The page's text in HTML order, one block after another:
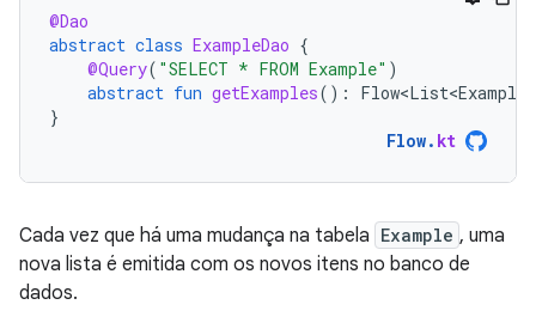
@Dao
abstract class ExampleDao {
@Query( "SELECT * FROM Example" )
abstract fun getExamples():
Flow<List<Example>
}
Flow. kt
Cada vez que há uma mudança na tabela Example , uma
nova lista é emitida com os novos itens no banco de
dados.